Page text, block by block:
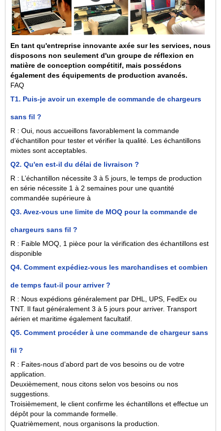
En tant qu'entreprise innovante axée sur les services, nous
disposons non seulement d'un groupe de réflexion en
matière de conception compétitif, mais possédons
également des équipements de production avancés.
FAQ
T1. Puis-je avoir un exemple de commande de chargeurs
sans fil ?
R : Oui, nous accueillons favorablement la commande
d’échantillon pour tester et vérifier la qualité. Les échantillons
mixtes sont acceptables.
Q2. Qu'en est-il du délai de livraison ?
R : L’échantillon nécessite 3 à 5 jours, le temps de production
en série nécessite 1 à 2 semaines pour une quantité
commandée supérieure à
Q3. Avez-vous une limite de MOQ pour la commande de
chargeurs sans fil ?
R : Faible MOQ, 1 pièce pour la vérification des échantillons est
disponible
Q4. Comment expédiez-vous les marchandises et combien
de temps faut-il pour arriver ?
R : Nous expédions généralement par DHL, UPS, FedEx ou
TNT. Il faut généralement 3 à 5 jours pour arriver. Transport
aérien et maritime également facultatif.
Q5. Comment procéder à une commande de chargeur sans
fil ?
R : Faites-nous d’abord part de vos besoins ou de votre
application.
Deuxièmement, nous citons selon vos besoins ou nos
suggestions.
Troisièmement, le client confirme les échantillons et effectue un
dépôt pour la commande formelle.
Quatrièmement, nous organisons la production.